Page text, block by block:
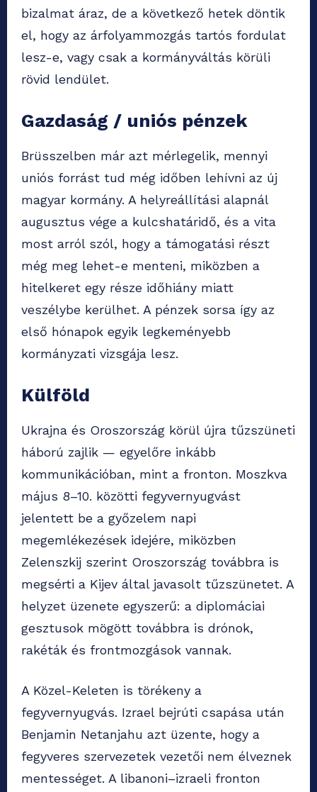
bizalmat áraz, de a következő hetek döntik
el, hogy az árfolyammozgás tartós fordulat
lesz-e, vagy csak a kormányváltás körüli
rövid lendület.
Gazdaság / uniós pénzek
Brüsszelben már azt mérlegelik, mennyi
uniós forrást tud még időben lehívni az új
magyar kormány. A helyreállítási alapnál
augusztus vége a kulcshatáridő, és a vita
most arról szól, hogy a támogatási részt
még meg lehet-e menteni, miközben a
hitelkeret egy része időhiány miatt
veszélybe kerülhet. A pénzek sorsa így az
első hónapok egyik legkeményebb
kormányzati vizsgája lesz.
Külföld
Ukrajna és Oroszország körül újra tűzszüneti
háború zajlik — egyelőre inkább
kommunikációban, mint a fronton. Moszkva
május 8–10. közötti fegyvernyugvást
jelentett be a győzelem napi
megemlékezések idejére, miközben
Zelenszkij szerint Oroszország továbbra is
megsérti a Kijev által javasolt tűzszünetet. A
helyzet üzenete egyszerű: a diplomáciai
gesztusok mögött továbbra is drónok,
rakéták és frontmozgások vannak.
A Közel-Keleten is törékeny a
fegyvernyugvás. Izrael bejrúti csapása után
Benjamin Netanjahu azt üzente, hogy a
fegyveres szervezetek vezetői nem élveznek
mentességet. A libanoni–izraeli fronton